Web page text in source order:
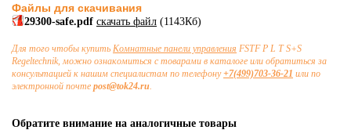
Файлы для скачивания
29300-safe.pdf скачать файл (1143Кб)
Для того чтобы купить Комнатные панели управления FSTF P L T S+S
Regeltechnik, можно ознакомиться с товарами в каталоге или обратиться за
консультацией к нашим специалистам по телефону+7(499)703-36-21 или по
электронной почте post@tok24.ru.
Обратите внимание на аналогичные товары